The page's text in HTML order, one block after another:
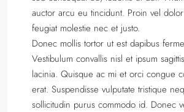
auctor arcu eu tincidunt. Proin vel
feugiat molestie nec et justo.
Donec mollis tortor ut est dapibus
Vestibulum convallis nisl et ipsum
lacinia. Quisque ac mi et orci congue
erat. Suspendisse vulputate tristique
sollicitudin purus commodo id. Donec